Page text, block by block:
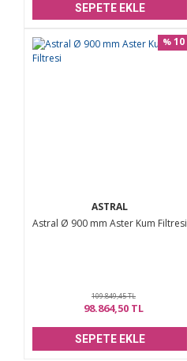
SEPETE EKLE
ASTRAL
Astral Ø 900 mm Aster Kum Filtresi
% 10
109.849,45 TL
98.864,50 TL
SEPETE EKLE